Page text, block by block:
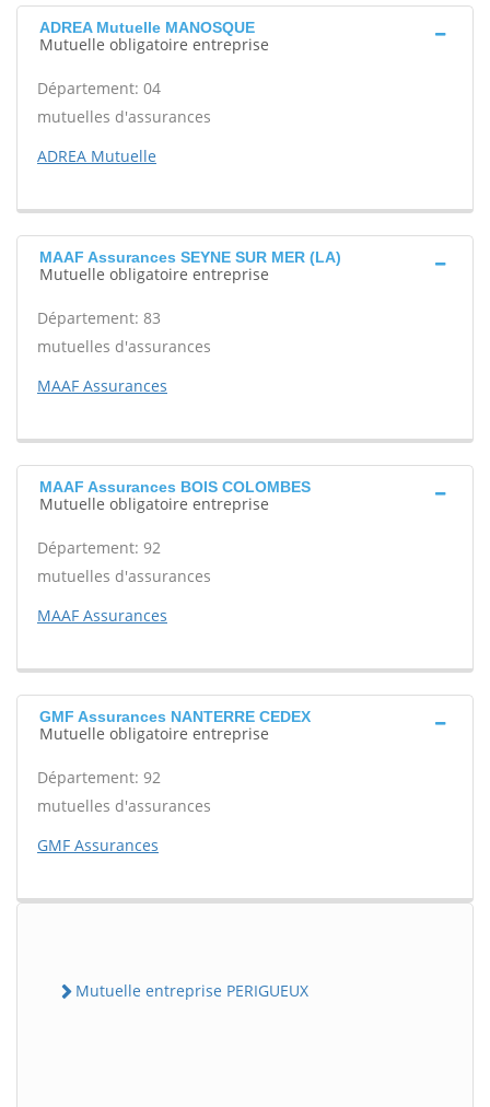
ADREA Mutuelle MANOSQUE
Mutuelle obligatoire entreprise
Département: 04
mutuelles d'assurances
ADREA Mutuelle
MAAF Assurances SEYNE SUR MER (LA)
Mutuelle obligatoire entreprise
Département: 83
mutuelles d'assurances
MAAF Assurances
MAAF Assurances BOIS COLOMBES
Mutuelle obligatoire entreprise
Département: 92
mutuelles d'assurances
MAAF Assurances
GMF Assurances NANTERRE CEDEX
Mutuelle obligatoire entreprise
Département: 92
mutuelles d'assurances
GMF Assurances
Mutuelle entreprise PERIGUEUX